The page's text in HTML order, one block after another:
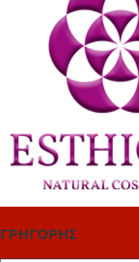
ΓΡΗΓΟΡΗΣ